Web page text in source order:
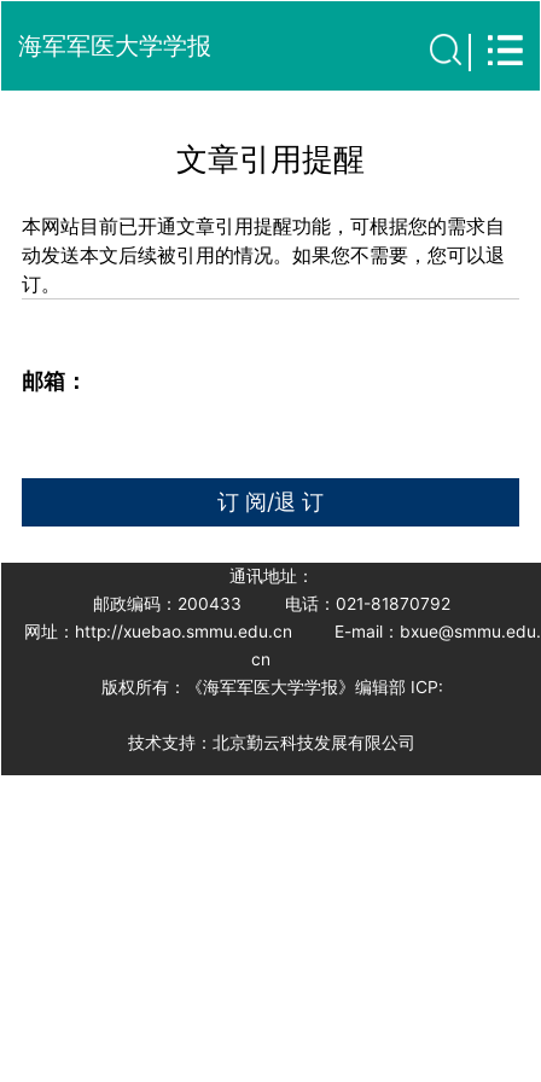
海军军医大学学报
文章引用提醒
本网站目前已开通文章引用提醒功能，可根据您的需求自
动发送本文后续被引用的情况。如果您不需要，您可以退
订。
邮箱：
通讯地址：
邮政编码：200433
电话：021-81870792
网址：http://xuebao.smmu.edu.cn
E-mail：bxue@smmu.edu.
cn
版权所有：《海军军医大学学报》编辑部 ICP:
技术支持：北京勤云科技发展有限公司